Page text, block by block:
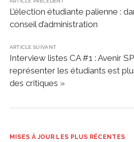
L’élection étudiante palienne :
conseil d’administration
ARTICLE SUIVANT
Interview listes CA #1 : Avenir
représenter les étudiants est
des critiques »
MISES À JOUR LES PLUS RÉCENTES